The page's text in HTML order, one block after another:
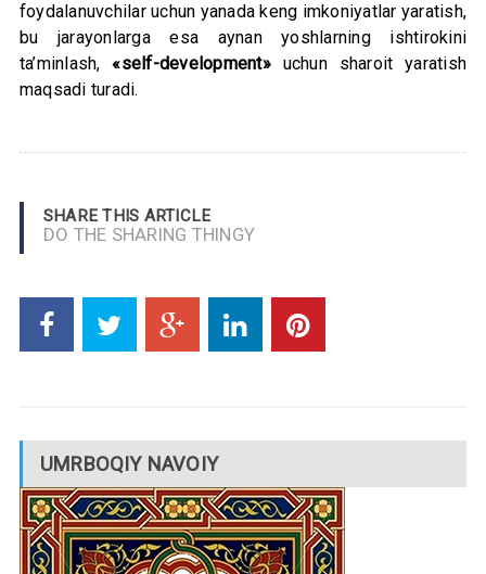
foydalanuvchilar uchun yanada keng imkoniyatlar yaratish,
bu jarayonlarga esa aynan yoshlarning ishtirokini
ta’minlash,«self-development»uchun sharoit yaratish
maqsadi turadi.
SHARE THIS ARTICLE
DO THE SHARING THINGY
UMRBOQIY NAVOIY